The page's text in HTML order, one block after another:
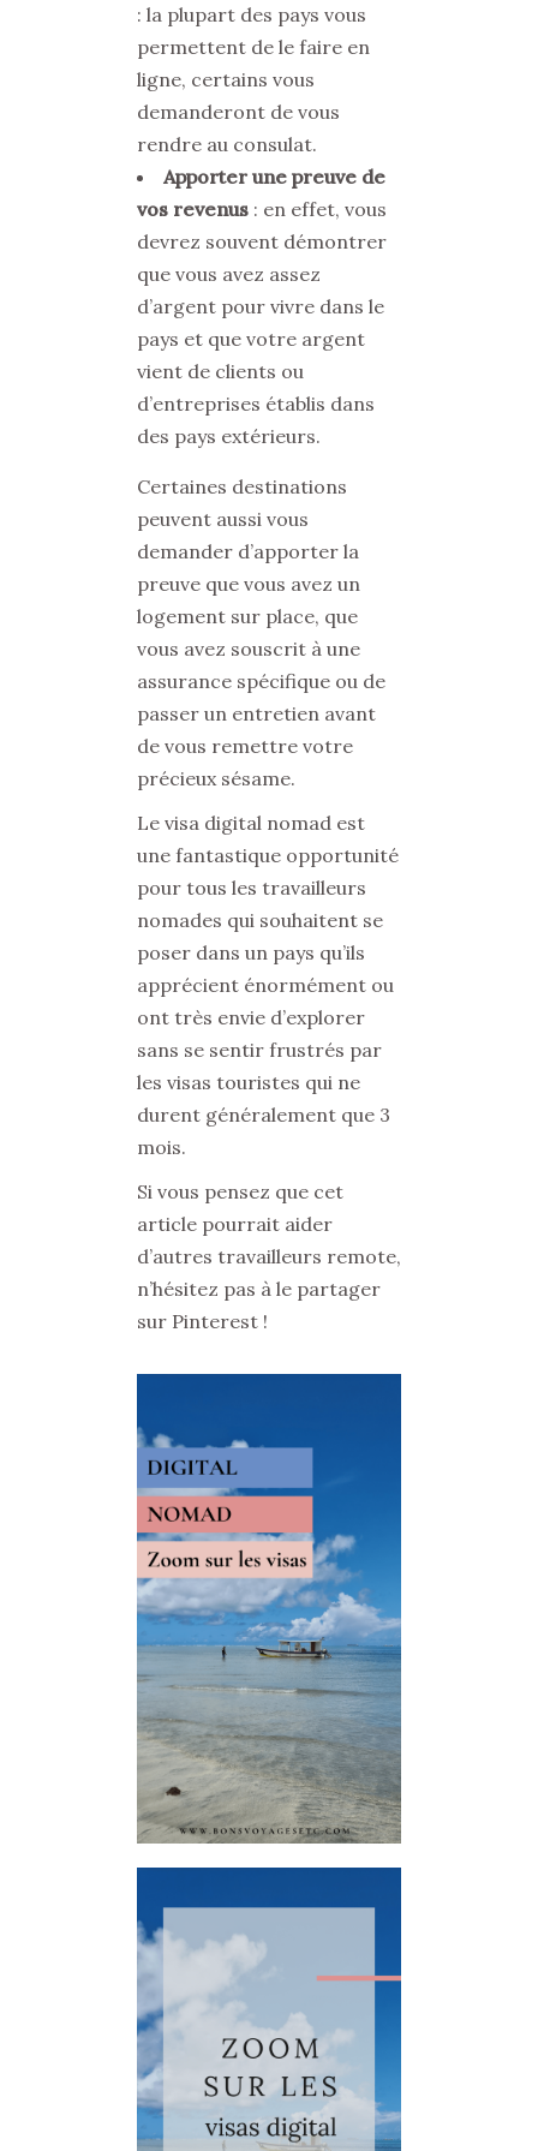
: la plupart des pays vous
permettent de le faire en
ligne, certains vous
demanderont de vous
rendre au consulat.
Apporter une preuve de
vos revenus : en effet, vous
devrez souvent démontrer
que vous avez assez
d’argent pour vivre dans le
pays et que votre argent
vient de clients ou
d’entreprises établis dans
des pays extérieurs.
Certaines destinations
peuvent aussi vous
demander d’apporter la
preuve que vous avez un
logement sur place, que
vous avez souscrit à une
assurance spécifique ou de
passer un entretien avant
de vous remettre votre
précieux sésame.
Le visa digital nomad est
une fantastique opportunité
pour tous les travailleurs
nomades qui souhaitent se
poser dans un pays qu’ils
apprécient énormément ou
ont très envie d’explorer
sans se sentir frustrés par
les visas touristes qui ne
durent généralement que 3
mois.
Si vous pensez que cet
article pourrait aider
d’autres travailleurs remote,
n’hésitez pas à le partager
sur Pinterest !